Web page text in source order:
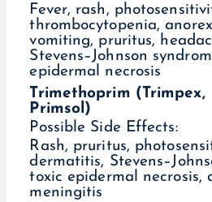
Fever, rash,
thrombocytopenia,
vomiting, pruritus,
Stevens–Johnson
epidermal necrosis
Trimethoprim (Trimpex,
Primsol)
Possible Side Effects:
Rash, pruritus,
dermatitis,
toxic epidermal necrosis,
meningitis